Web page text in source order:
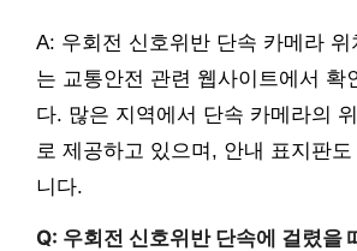
A: 우회전 신호위반 단속 카메라 위
는 교통안전 관련 웹사이트에서 확
다. 많은 지역에서 단속 카메라의
로 제공하고 있으며, 안내 표지판
니다.
Q: 우회전 신호위반 단속에 걸렸을